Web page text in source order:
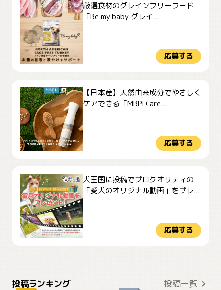
厳選食材のグレインフリーフード
「Be my baby グレイ...
応募する
【日本産】天然由来成分でやさしく
ケアできる「MBPLCare...
応募する
犬王国に投稿でプロクオリティの
「愛犬のオリジナル動画」をプレ...
応募する
投稿ランキング 投稿一覧